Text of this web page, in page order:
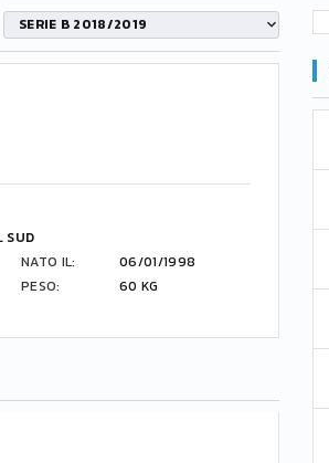
SERIE B 2018/2019
SUD
NATO IL:
06/01/1998
PESO: 60 KG